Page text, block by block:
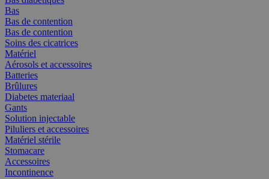
Bas
Bas de contention
Bas de contention
Soins des cicatrices
Matériel
Aérosols et accessoires
Batteries
Brûlures
Diabetes materiaal
Gants
Solution injectable
Piluliers et accessoires
Matériel stérile
Stomacare
Accessoires
Incontinence